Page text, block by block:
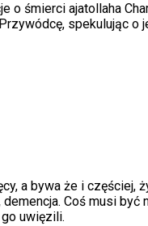
o śmierci ajatollaha
spekulując
a bywa że i
demencja. Coś musi
uwięzili.